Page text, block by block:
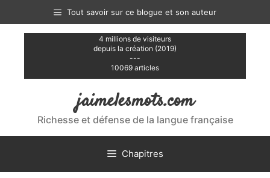
contenu
Tout savoir sur ce blogue et son auteur
4 millions de visiteurs
depuis la création (2019)
---
10069 articles
jaimelesmots.com
Richesse et défense de la langue française
Chapitres